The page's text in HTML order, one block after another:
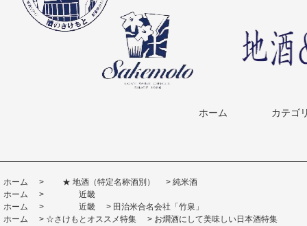
ホーム カテゴ
ホーム > ★ 地酒（特定名称酒別） > 純米酒
ホーム
>
近畿
ホーム
> 近畿 > 田治米合名会社「竹泉」
ホーム
> ☆さけもとオススメ特集 > お燗酒にして美味しい日本酒特集